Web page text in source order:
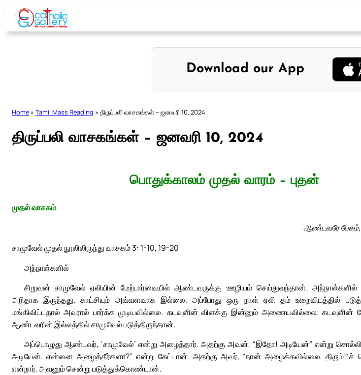
Skip
content
Download our App
Home » Tamil Mass Reading » திருப்பலி வாசகங்கள் – ஜனவரி 10, 2024
திருப்பலி வாசகங்கள் – ஜனவரி 10, 2024
பொதுக்காலம் முதல் வாரம் – புதன்
முதல் வாசகம்
ஆண்டவரே பேசும்,
சாமுவேல் முதல் நூலிலிருந்து வாசகம் 3: 1-10, 19-20
அந்நாள்களில்
சிறுவன் சாமுவேல் ஏலியின் மேற்பார்வையில் ஆண்டவருக்கு ஊழியம் செய்துவந்தான்.
அரிதாக இருந்தது. காட்சியும் அவ்வளவாக இல்லை. அப்போது ஒரு நாள் ஏலி தம் உறைவிடத்தில்
மங்கிவிட்டதால் அவரால் பார்க்க முடியவில்லை. கடவுளின் விளக்கு இன்னும் அணையவில்லை. கடவுளின்
ஆண்டவரின் இல்லத்தில் சாமுவேல் படுத்திருந்தான்.
அப்பொழுது ஆண்டவர், ‘சாமுவேல்’ என்று அழைத்தார். அதற்கு அவன், “இதோ! அடியேன்” என்று சொல்லி,
அடியேன். என்னை அழைத்தீர்களா?” என்று கேட்டான். அதற்கு அவர், “நான் அழைக்கவில்லை. திரும்பிச்
என்றார். அவனும் சென்று படுத்துக்கொண்டான்.